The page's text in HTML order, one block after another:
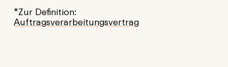
*Zur Definition:
Auftragsverarbeitungsvertrag